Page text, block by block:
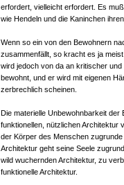
erfordert, vielleicht erfordert. Es
wie Hendeln und die Kaninchen
Wenn so ein von den Bewohnern
zusammenfällt, so kracht es ja
wird jedoch von da an kritischer
bewohnt, und er wird mit eigenen
zerbrechlich scheinen.
Die materielle Unbewohnbarkeit
funktionellen, nützlichen Architektur
der Körper des Menschen
Architektur geht seine Seele
wild wuchernden Architektur, zu
funktionelle Architektur.